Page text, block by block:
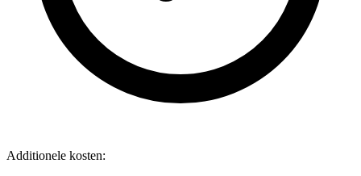
Additionele kosten: